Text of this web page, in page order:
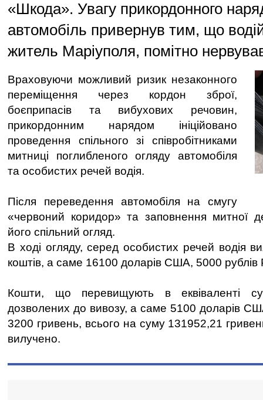
«Шкода». Увагу прикордонного
автомобіль привернув тим, що
житель Маріуполя, помітно
Враховуючи можливий ризик незаконного
переміщення через кордон зброї,
боєприпасів та вибухових речовин,
прикордонним нарядом ініційовано
проведення спільного зі співробітниками
митниці поглибленого огляду автомобіля
та особистих речей водія.
Після переведення автомобіля на смугу
«червоний коридор» та заповнення митної
його спільний огляд.
В ході огляду, серед особистих речей водія
коштів, а саме 16100 доларів США, 5000
Кошти, що перевищують в еквіваленті
дозволених до вивозу, а саме 5100 доларів
3200 гривень, всього на суму 131952,21
вилучено.